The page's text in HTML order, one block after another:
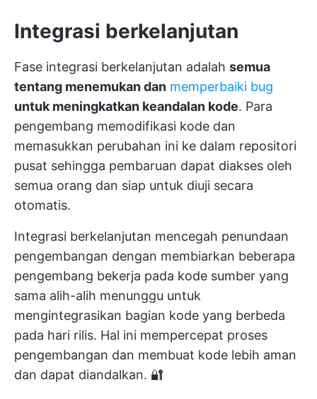
Integrasi berkelanjutan
Fase integrasi berkelanjutan adalah semua
tentang menemukan dan memperbaiki bug
untuk meningkatkan keandalan kode. Para
pengembang memodifikasi kode dan
memasukkan perubahan ini ke dalam repositori
pusat sehingga pembaruan dapat diakses oleh
semua orang dan siap untuk diuji secara
otomatis.
Integrasi berkelanjutan mencegah penundaan
pengembangan dengan membiarkan beberapa
pengembang bekerja pada kode sumber yang
sama alih-alih menunggu untuk
mengintegrasikan bagian kode yang berbeda
pada hari rilis. Hal ini mempercepat proses
pengembangan dan membuat kode lebih aman
dan dapat diandalkan. 🔐